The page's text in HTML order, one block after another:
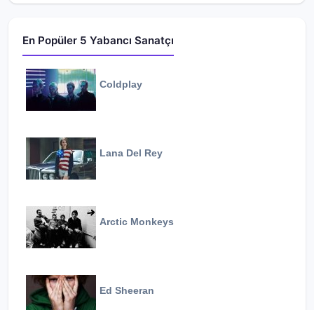
En Popüler 5 Yabancı Sanatçı
Coldplay
Lana Del Rey
Arctic Monkeys
Ed Sheeran